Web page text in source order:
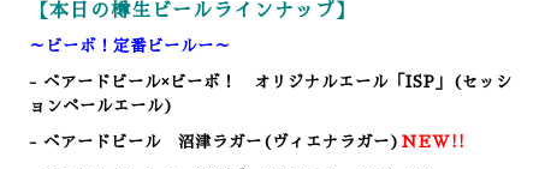
【本日の樽生ビールラインナップ】
～ビーボ！定番ビールー～
- ベアードビール×ビーボ！ オリジナルエール「ISP」(セッシ
ョンペールエール)
- ベアードビール 沼津ラガー(ヴィエナラガー) NEW!!